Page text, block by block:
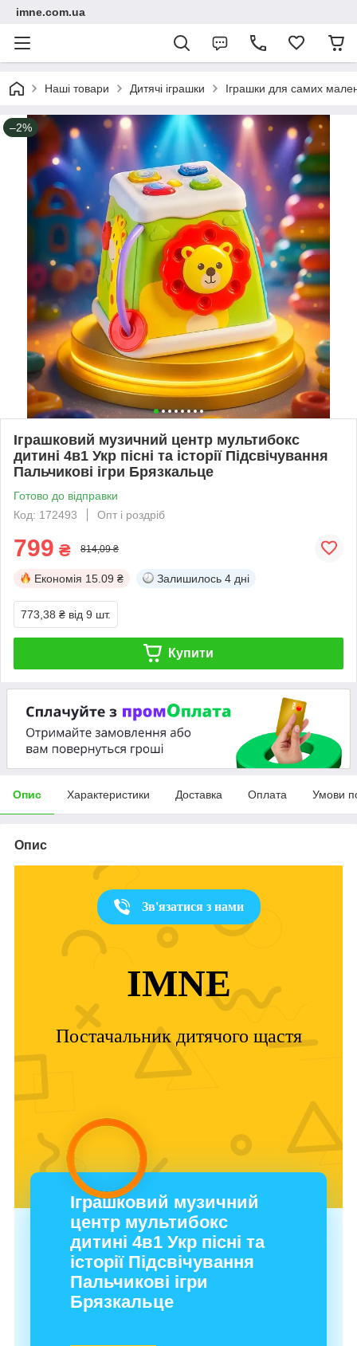
imne.com.ua
Наші товари Дитячі іграшки Іграшки для самих
–2%
Іграшковий музичний центр мультибокс
дитині 4в1 Укр пісні та історії Підсвічування
Пальчикові ігри Брязкальце
Готово до відправки
Код: 172493
Опт і роздріб
799 ₴ 814,09 ₴
Економія 15.09 ₴ Залишилось 4 дні
773,38 ₴ від 9 шт.
Купити
Опис Характеристики Доставка Оплата Умови
Опис
Зв'язатися з нами
IMNE
Постачальник дитячого щастя
Іграшковий музичний
центр мультибокс
дитині 4в1 Укр пісні та
історії Підсвічування
Пальчикові ігри
Брязкальце